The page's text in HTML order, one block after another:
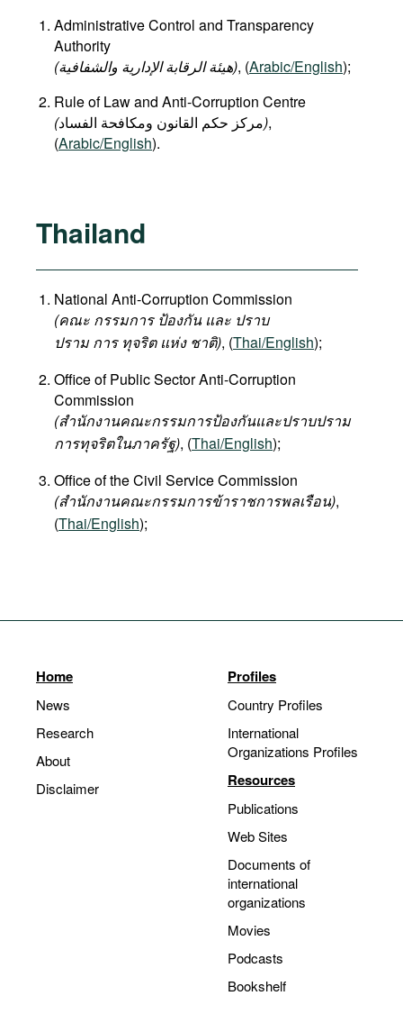
Administrative Control and Transparency
Authority
(هيئة الرقابة الإدارية والشفافية), (Arabic/English);
Rule of Law and Anti-Corruption Centre
(
),
(Arabic/English).
Thailand
National Anti-Corruption Commission
(คณะ กรรมการ ป้องกัน และ ปราบ
ปราม การ ทุจริต แห่ง ชาติ), (Thai/English);
Office of Public Sector Anti-Corruption
Commission
(สำนักงานคณะกรรมการป้องกันและปราบปราม
การทุจริตในภาครัฐ), (Thai/English);
Office of the Civil Service Commission
(สำนักงานคณะกรรมการข้าราชการพลเรือน),
(Thai/English);
Home
News
Research
About
Disclaimer
Profiles
Country Profiles
International
Organizations Profiles
Resources
Publications
Web Sites
Documents of
international
organizations
Movies
Podcasts
Bookshelf